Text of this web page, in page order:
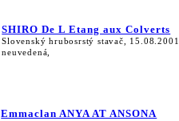
SHIRO De L Etang aux Colverts
Slovenský hrubosrstý stavač, 15.08.2001,
neuvedená,
Emmaclan ANYA AT ANSONA